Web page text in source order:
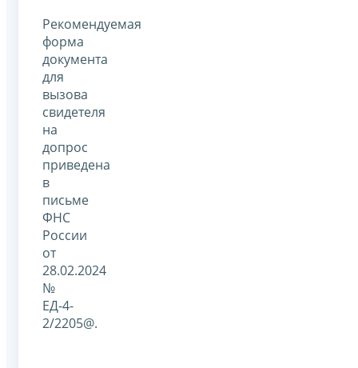
Рекомендуемая
форма
документа
для
вызова
свидетеля
на
допрос
приведена
в
письме
ФНС
России
от
28.02.2024
№
ЕД-4-
2/2205@.